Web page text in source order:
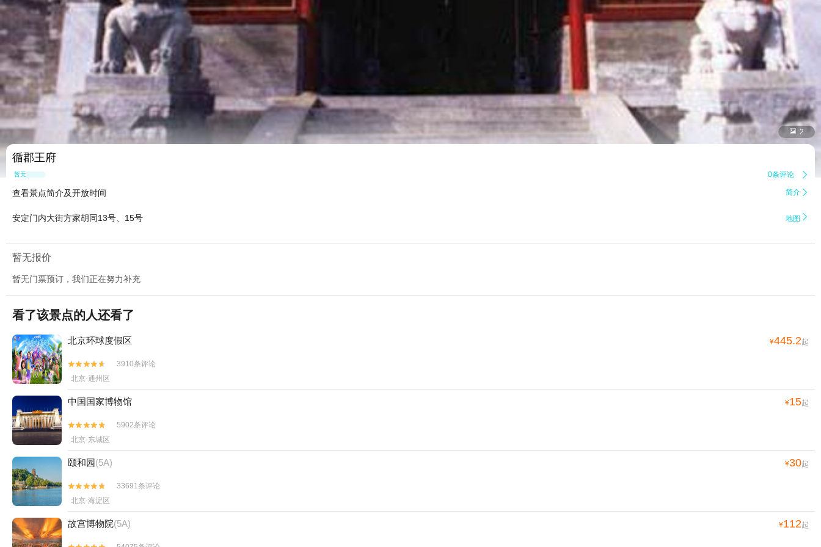
 2
循郡王府
暂无点评 0条评论 
查看景点简介及开放时间 简介 
安定门内大街方家胡同13号、15号 地图 
暂无报价
暂无门票预订，我们正在努力补充
看了该景点的人还看了
北京环球度假区 ¥445.2起


3910条评论
北京·通州区
中国国家博物馆 ¥15起


5902条评论
北京·东城区
颐和园(5A) ¥30起


33691条评论
北京·海淀区
故宫博物院(5A) ¥112起